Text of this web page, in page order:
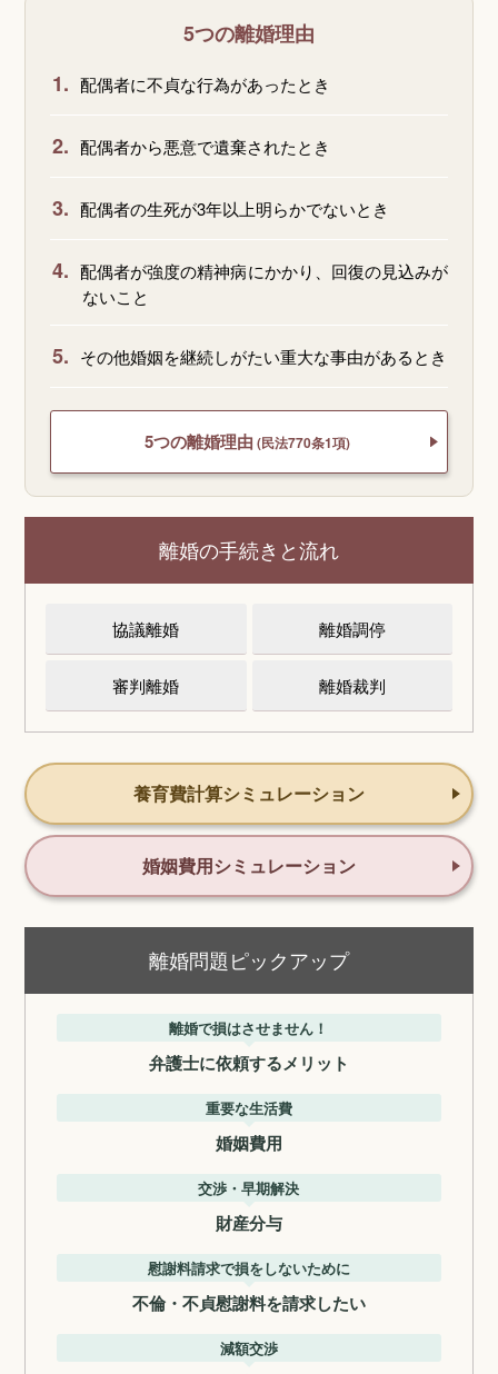
5つの離婚理由
1. 配偶者に不貞な行為があったとき
2. 配偶者から悪意で遺棄されたとき
3. 配偶者の生死が3年以上明らかでないとき
4. 配偶者が強度の精神病にかかり、回復の見込みが
ないこと
5. その他婚姻を継続しがたい重大な事由があるとき
5つの離婚理由 (民法770条1項)
離婚の手続きと流れ
協議離婚 離婚調停
審判離婚 離婚裁判
養育費計算シミュレーション
婚姻費用シミュレーション
離婚問題ピックアップ
離婚で損はさせません！
弁護士に依頼するメリット
重要な生活費
婚姻費用
交渉・早期解決
財産分与
慰謝料請求で損をしないために
不倫・不貞慰謝料を請求したい
減額交渉